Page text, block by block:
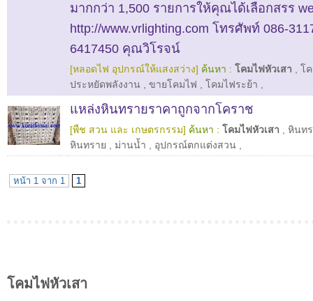
มากกว่า 1,500 รายการให้คุณได้เลือกสรร
http://www.vrlighting.com โทรศัพท์ 086-
6417450 คุณวิโรจน์
[หลอดไฟ อุปกรณ์ให้แสงสว่าง] ค้นหา : โคมไฟหัวเสา
โ
ประหยัดพลังงาน
ขายโคมไฟ โคมไฟระย้า
แหล่งหินทรายราคาถูกจากโคราช
[พืช สวน และ เกษตรกรรม] ค้นหา : โคมไฟหัวเสา
หินท
หินทราย
ม่านน้ำ อุปกรณ์ตกแต่งสวน
หน้า 1 จาก 1 1
โคมไฟหัวเสา